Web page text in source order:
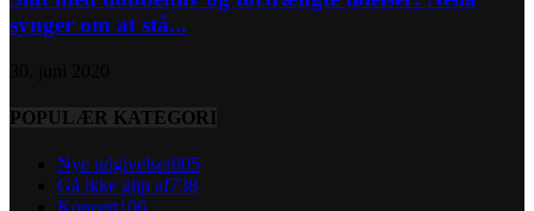
synger om at stå...
POPULÆR KATEGORI
Nye udgivelser805
Gå ikke glip af738